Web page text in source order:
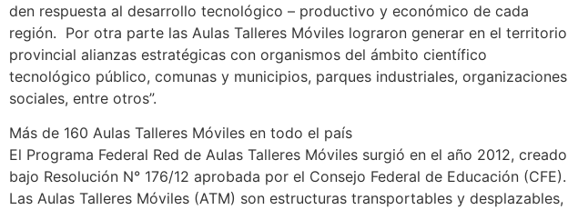
den respuesta al desarrollo tecnológico – productivo y económico de cada
región. Por otra parte las Aulas Talleres Móviles lograron generar en el territorio
provincial alianzas estratégicas con organismos del ámbito científico
tecnológico público, comunas y municipios, parques industriales, organizaciones
sociales, entre otros”.
Más de 160 Aulas Talleres Móviles en todo el país
El Programa Federal Red de Aulas Talleres Móviles surgió en el año 2012, creado
bajo Resolución N° 176/12 aprobada por el Consejo Federal de Educación (CFE).
Las Aulas Talleres Móviles (ATM) son estructuras transportables y desplazables,